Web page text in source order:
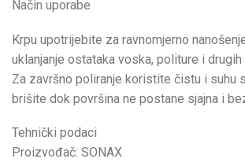
Način uporabe
Krpu upotrijebite za ravnomjerno
uklanjanje ostataka voska, politure i
Za završno poliranje koristite čistu i suhu
brišite dok površina ne postane sjajna i
Tehnički podaci
Proizvođač: SONAX